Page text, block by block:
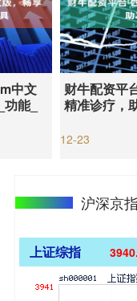
中文
能_
财牛配资平
精准诊疗，
12-23
沪深京
上证综指